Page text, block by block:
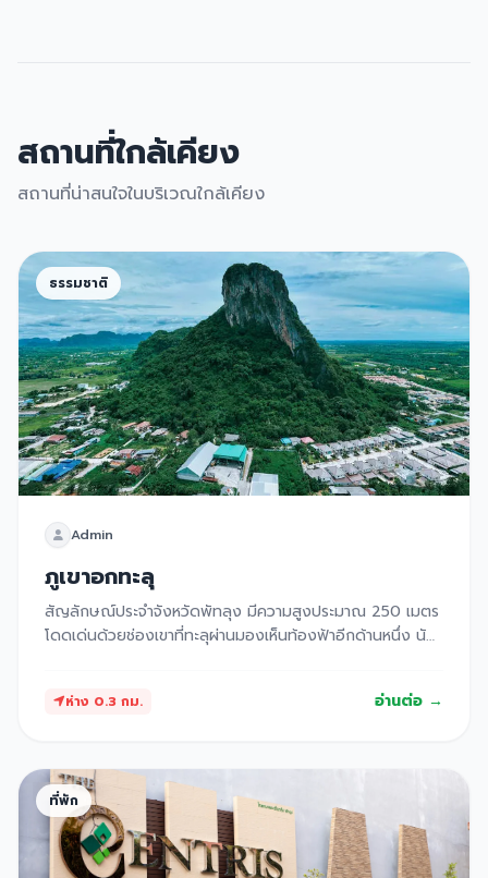
สถานที่ใกล้เคียง
สถานที่น่าสนใจในบริเวณใกล้เคียง
ธรรมชาติ
Admin
ภูเขาอกทะลุ
สัญลักษณ์ประจำจังหวัดพัทลุง มีความสูงประมาณ 250 เมตร
โดดเด่นด้วยช่องเขาที่ทะลุผ่านมองเห็นท้องฟ้าอีกด้านหนึ่ง นัก
ห่าง 0.3 กม. อ่านต่อ →
ที่พัก